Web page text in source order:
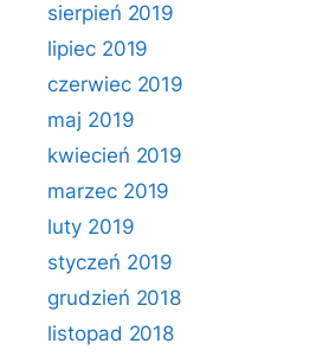
sierpień 2019
lipiec 2019
czerwiec 2019
maj 2019
kwiecień 2019
marzec 2019
luty 2019
styczeń 2019
grudzień 2018
listopad 2018